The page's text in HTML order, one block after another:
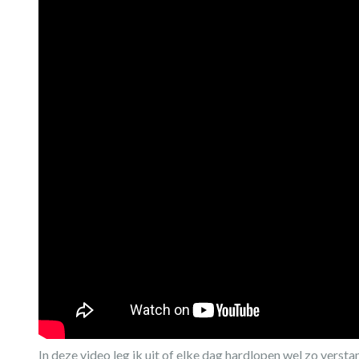
In deze video leg ik uit of elke dag hardlopen wel zo